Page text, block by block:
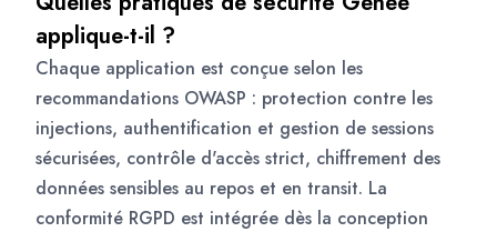
applique-t-il ?
Chaque application est conçue selon les
recommandations OWASP : protection contre les
injections, authentification et gestion de sessions
sécurisées, contrôle d'accès strict, chiffrement des
données sensibles au repos et en transit. La
conformité RGPD est intégrée dès la conception